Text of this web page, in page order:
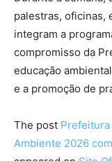
palestras, oficinas,
integram a
compromisso da
educação
e a promoção de
The post Prefeitura
Ambiente 2026